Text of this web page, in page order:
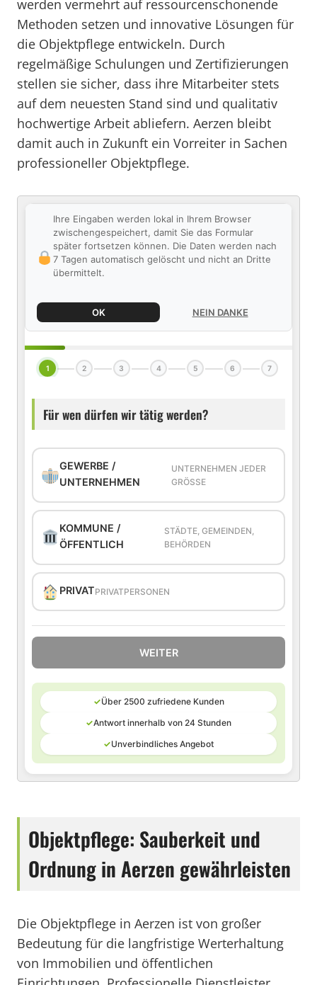
werden vermehrt auf ressourcenschonende
Methoden setzen und innovative Lösungen für
die Objektpflege entwickeln. Durch
regelmäßige Schulungen und Zertifizierungen
stellen sie sicher, dass ihre Mitarbeiter stets
auf dem neuesten Stand sind und qualitativ
hochwertige Arbeit abliefern. Aerzen bleibt
damit auch in Zukunft ein Vorreiter in Sachen
professioneller Objektpflege.
Ihre Eingaben werden lokal in Ihrem Browser
zwischengespeichert, damit Sie das Formular
später fortsetzen können. Die Daten werden nach
7 Tagen automatisch gelöscht und nicht an Dritte
übermittelt.
OK NEIN DANKE
1 2 3 4 5 6 7
Für wen dürfen wir tätig werden?
GEWERBE /
UNTERNEHMEN
UNTERNEHMEN JEDER
GRÖSSE
KOMMUNE /
ÖFFENTLICH
STÄDTE, GEMEINDEN,
BEHÖRDEN
PRIVATPRIVATPERSONEN
WEITER
✓Über 2500 zufriedene Kunden
✓Antwort innerhalb von 24 Stunden
✓Unverbindliches Angebot
Objektpflege: Sauberkeit und
Ordnung in Aerzen gewährleisten
Die Objektpflege in Aerzen ist von großer
Bedeutung für die langfristige Werterhaltung
von Immobilien und öffentlichen